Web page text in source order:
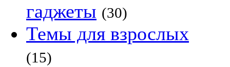
гаджеты (30)
Темы для взрослых
(15)